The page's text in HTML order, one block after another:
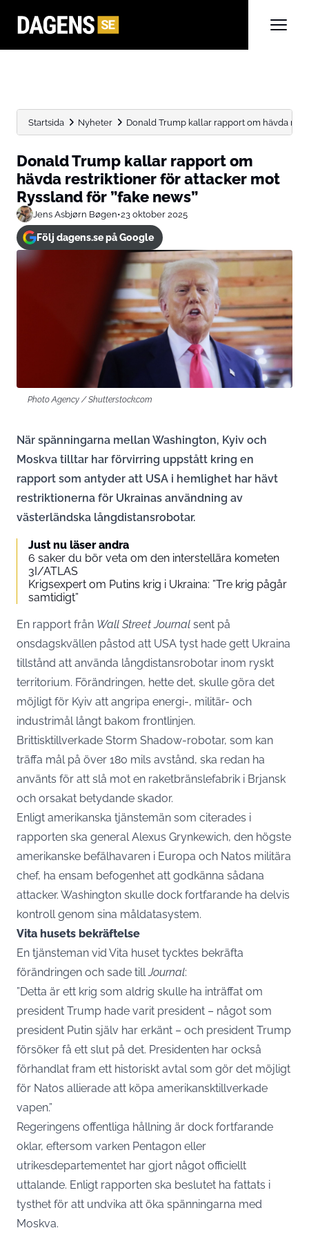
Startsida Nyheter Donald Trump kallar rapport om hävda
Donald Trump kallar rapport om
hävda restriktioner för attacker mot
Ryssland för ”fake news”
Jens Asbjørn Bøgen•23 oktober 2025
Följ dagens.se på Google
Photo Agency / Shutterstock.com
När spänningarna mellan Washington, Kyiv och
Moskva tilltar har förvirring uppstått kring en
rapport som antyder att USA i hemlighet har hävt
restriktionerna för Ukrainas användning av
västerländska långdistansrobotar.
Just nu läser andra
6 saker du bör veta om den interstellära kometen
3I/ATLAS
Krigsexpert om Putins krig i Ukraina: ”Tre krig pågår
samtidigt”
En rapport från Wall Street Journal sent på
onsdagskvällen påstod att USA tyst hade gett Ukraina
tillstånd att använda långdistansrobotar inom ryskt
territorium. Förändringen, hette det, skulle göra det
möjligt för Kyiv att angripa energi-, militär- och
industrimål långt bakom frontlinjen.
Brittisktillverkade Storm Shadow-robotar, som kan
träffa mål på över 180 mils avstånd, ska redan ha
använts för att slå mot en raketbränslefabrik i Brjansk
och orsakat betydande skador.
Enligt amerikanska tjänstemän som citerades i
rapporten ska general Alexus Grynkewich, den högste
amerikanske befälhavaren i Europa och Natos militära
chef, ha ensam befogenhet att godkänna sådana
attacker. Washington skulle dock fortfarande ha delvis
kontroll genom sina måldatasystem.
Vita husets bekräftelse
En tjänsteman vid Vita huset tycktes bekräfta
förändringen och sade tillJournal:
”Detta är ett krig som aldrig skulle ha inträffat om
president Trump hade varit president – något som
president Putin själv har erkänt – och president Trump
försöker få ett slut på det. Presidenten har också
förhandlat fram ett historiskt avtal som gör det möjligt
för Natos allierade att köpa amerikansktillverkade
vapen.”
Regeringens offentliga hållning är dock fortfarande
oklar, eftersom varken Pentagon eller
utrikesdepartementet har gjort något officiellt
uttalande. Enligt rapporten ska beslutet ha fattats i
tysthet för att undvika att öka spänningarna med
Moskva.